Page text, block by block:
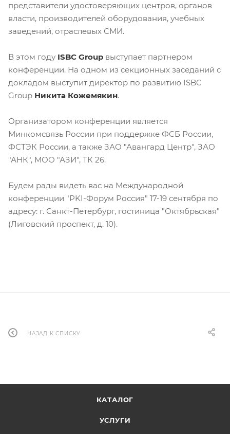
представители удостоверяющих центров, органов
власти, производителей оборудования, учебных
заведений, отраслевых СМИ.
В этом году ISBC Group выступает партнером
конференции. На одном из секционных заседаний с
докладом выступит директор по развитию ISBC
Group Никита Кожемякин.
Организатором конференции является
Минкомсвязь России при поддержке ФСБ России,
ФСТЭК России, а также ЗАО "Авангард Центр", ЗАО
"АНК", МОО "АЗИ", ТК 26.
Будем рады видеть вас на Международной
конференции "PKI-Форум Россия" 17-19 сентября по
адресу: г. Санкт-Петербург, гостиница "Октябрьская"
(Лиговский проспект, д. 10).
НАЗАД К СПИСКУ
КАТАЛОГ
УСЛУГИ